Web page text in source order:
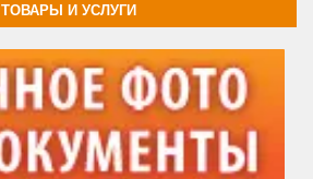
ТОВАРЫ И УСЛУГИ